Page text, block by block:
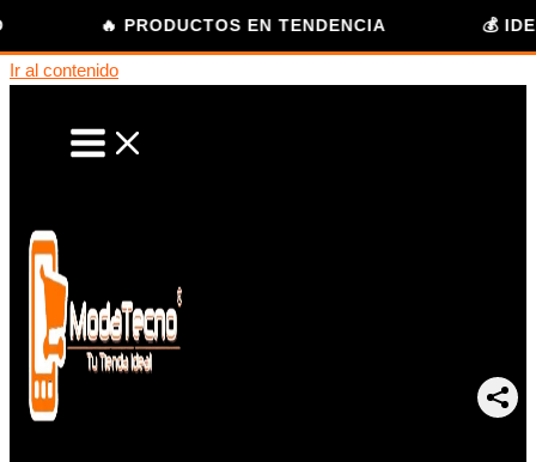
🔥 PRODUCTOS EN TENDENCIA 💰
Ir al contenido